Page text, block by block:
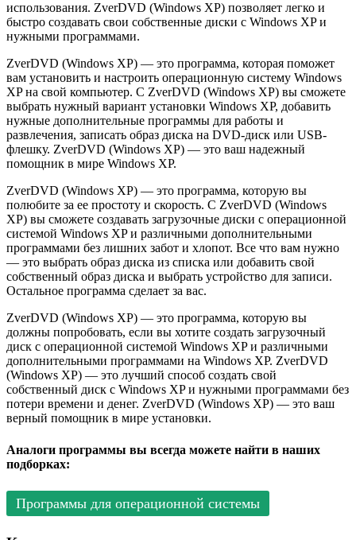
использования. ZverDVD (Windows XP) позволяет легко и
быстро создавать свои собственные диски с Windows XP и
нужными программами.
ZverDVD (Windows XP) — это программа, которая поможет
вам установить и настроить операционную систему Windows
XP на свой компьютер. С ZverDVD (Windows XP) вы сможете
выбрать нужный вариант установки Windows XP, добавить
нужные дополнительные программы для работы и
развлечения, записать образ диска на DVD-диск или USB-
флешку. ZverDVD (Windows XP) — это ваш надежный
помощник в мире Windows XP.
ZverDVD (Windows XP) — это программа, которую вы
полюбите за ее простоту и скорость. С ZverDVD (Windows
XP) вы сможете создавать загрузочные диски с операционной
системой Windows XP и различными дополнительными
программами без лишних забот и хлопот. Все что вам нужно
— это выбрать образ диска из списка или добавить свой
собственный образ диска и выбрать устройство для записи.
Остальное программа сделает за вас.
ZverDVD (Windows XP) — это программа, которую вы
должны попробовать, если вы хотите создать загрузочный
диск с операционной системой Windows XP и различными
дополнительными программами на Windows XP. ZverDVD
(Windows XP) — это лучший способ создать свой
собственный диск с Windows XP и нужными программами без
потери времени и денег. ZverDVD (Windows XP) — это ваш
верный помощник в мире установки.
Аналоги программы вы всегда можете найти в наших
подборках:
Программы для операционной системы